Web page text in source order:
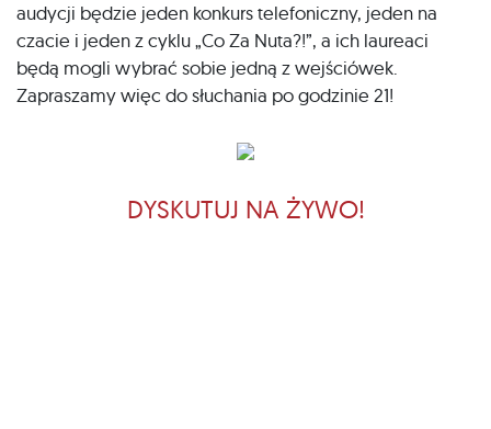
audycji będzie jeden konkurs telefoniczny, jeden na
czacie i jeden z cyklu „Co Za Nuta?!”, a ich laureaci
będą mogli wybrać sobie jedną z wejściówek.
Zapraszamy więc do słuchania po godzinie 21!
DYSKUTUJ NA ŻYWO!